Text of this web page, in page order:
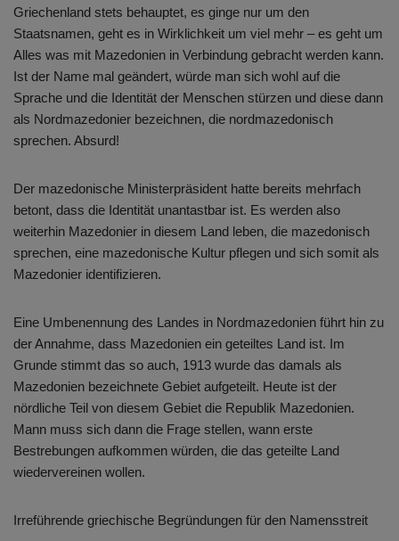
Griechenland stets behauptet, es ginge nur um den
Staatsnamen, geht es in Wirklichkeit um viel mehr – es geht um
Alles was mit Mazedonien in Verbindung gebracht werden kann.
Ist der Name mal geändert, würde man sich wohl auf die
Sprache und die Identität der Menschen stürzen und diese dann
als Nordmazedonier bezeichnen, die nordmazedonisch
sprechen. Absurd!
Der mazedonische Ministerpräsident hatte bereits mehrfach
betont, dass die Identität unantastbar ist. Es werden also
weiterhin Mazedonier in diesem Land leben, die mazedonisch
sprechen, eine mazedonische Kultur pflegen und sich somit als
Mazedonier identifizieren.
Eine Umbenennung des Landes in Nordmazedonien führt hin zu
der Annahme, dass Mazedonien ein geteiltes Land ist. Im
Grunde stimmt das so auch, 1913 wurde das damals als
Mazedonien bezeichnete Gebiet aufgeteilt. Heute ist der
nördliche Teil von diesem Gebiet die Republik Mazedonien.
Mann muss sich dann die Frage stellen, wann erste
Bestrebungen aufkommen würden, die das geteilte Land
wiedervereinen wollen.
Irreführende griechische Begründungen für den Namensstreit